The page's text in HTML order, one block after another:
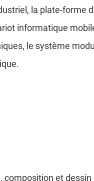
la plate-forme
informatique
le système
composition et